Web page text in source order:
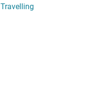
Travelling